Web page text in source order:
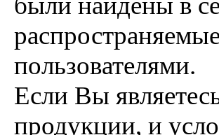
пользователями.
Если Вы
продукции, и